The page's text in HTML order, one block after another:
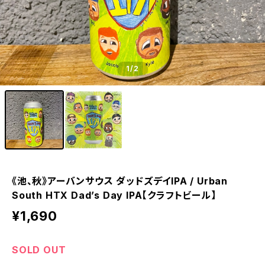
1/2
《池、秋》アーバンサウス ダッドズデイIPA / Urban
South HTX Dad’s Day IPA【クラフトビール】
¥1,690
SOLD OUT